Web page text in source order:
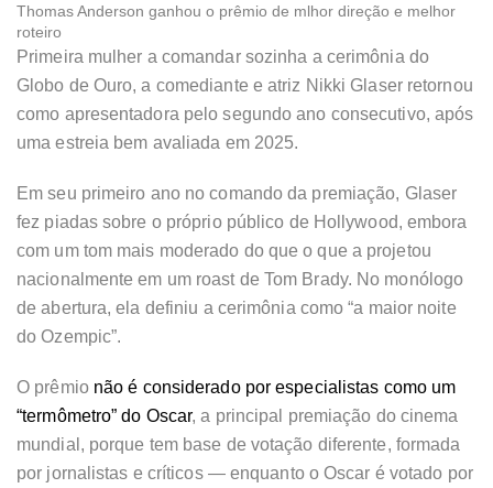
Thomas Anderson ganhou o prêmio de mlhor direção e melhor
roteiro
Primeira mulher a comandar sozinha a cerimônia do
Globo de Ouro, a comediante e atriz Nikki Glaser retornou
como apresentadora pelo segundo ano consecutivo, após
uma estreia bem avaliada em 2025.
Em seu primeiro ano no comando da premiação, Glaser
fez piadas sobre o próprio público de Hollywood, embora
com um tom mais moderado do que o que a projetou
nacionalmente em um roast de Tom Brady. No monólogo
de abertura, ela definiu a cerimônia como “a maior noite
do Ozempic”.
O prêmio não é considerado por especialistas como um
“termômetro” do Oscar, a principal premiação do cinema
mundial, porque tem base de votação diferente, formada
por jornalistas e críticos — enquanto o Oscar é votado por